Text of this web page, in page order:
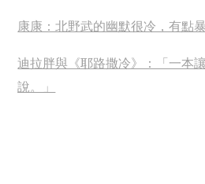
康康：北野武的幽默很冷，有點
迪拉胖與《耶路撒冷》：「一本
說。」